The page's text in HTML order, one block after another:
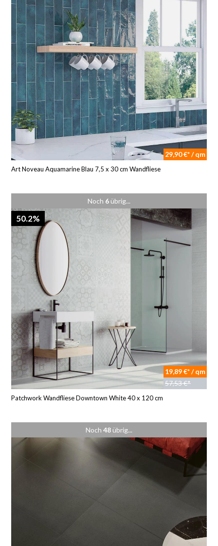
29,90 €* / qm
Art Noveau Aquamarine Blau 7,5 x 30 cm Wandfliese
Noch 6 übrig...
50.2%
19,89 €* / qm
57,53 €*
Patchwork Wandfliese Downtown White 40 x 120 cm
Noch 48 übrig...